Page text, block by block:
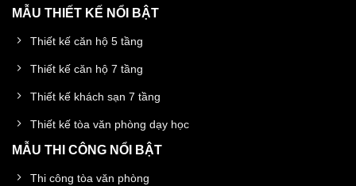
MẪU THIẾT KẾ NỔI BẬT
Thiết kế căn hộ 5 tầng
Thiết kế căn hộ 7 tầng
Thiết kế khách sạn 7 tầng
Thiết kế tòa văn phòng dạy học
MẪU THI CÔNG NỔI BẬT
Thi công tòa văn phòng